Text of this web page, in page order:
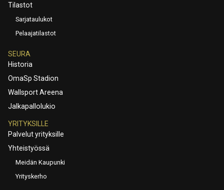
Tilastot
Sarjataulukot
Pelaajatilastot
SEURA
Historia
OmaSp Stadion
Wallsport Areena
Jalkapallolukio
YRITYKSILLE
Palvelut yrityksille
Yhteistyössä
Meidän Kaupunki
Yrityskerho